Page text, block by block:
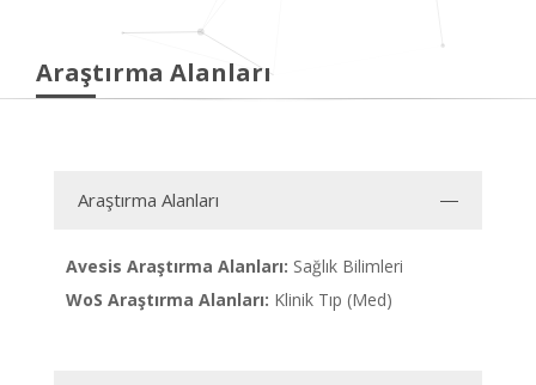
Araştırma Alanları
Araştırma Alanları
Avesis Araştırma Alanları: Sağlık Bilimleri
WoS Araştırma Alanları: Klinik Tıp (Med)